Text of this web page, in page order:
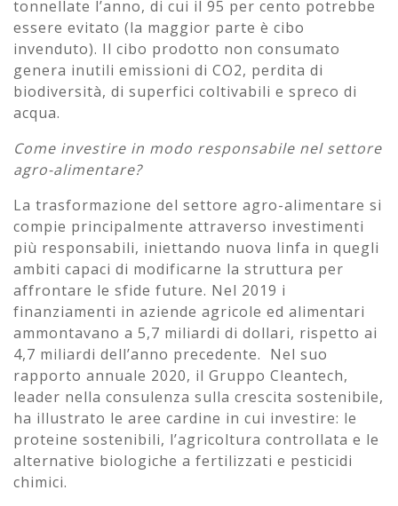
tonnellate l’anno, di cui il 95 per cento potrebbe
essere evitato (la maggior parte è cibo
invenduto). Il cibo prodotto non consumato
genera inutili emissioni di CO2, perdita di
biodiversità, di superfici coltivabili e spreco di
acqua.
Come investire in modo responsabile nel settore
agro-alimentare?
La trasformazione del settore agro-alimentare si
compie principalmente attraverso investimenti
più responsabili, iniettando nuova linfa in quegli
ambiti capaci di modificarne la struttura per
affrontare le sfide future. Nel 2019 i
finanziamenti in aziende agricole ed alimentari
ammontavano a 5,7 miliardi di dollari, rispetto ai
4,7 miliardi dell’anno precedente. Nel suo
rapporto annuale 2020, il Gruppo Cleantech,
leader nella consulenza sulla crescita sostenibile,
ha illustrato le aree cardine in cui investire: le
proteine sostenibili, l’agricoltura controllata e le
alternative biologiche a fertilizzati e pesticidi
chimici.